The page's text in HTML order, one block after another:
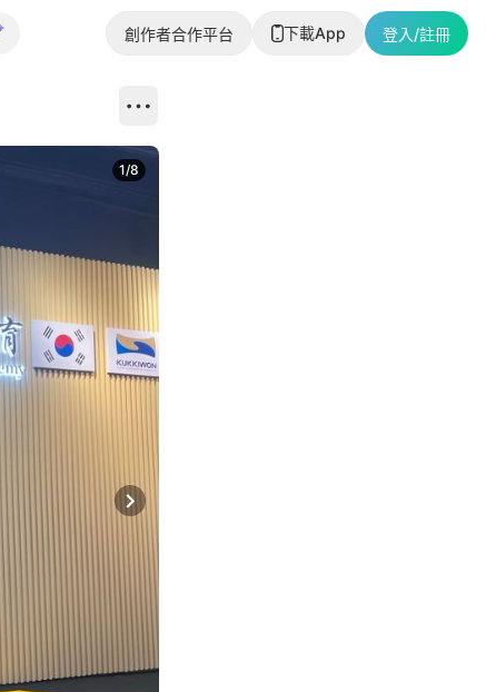
創作者合作平台 下載App 登入/註冊
Next slide
1/8